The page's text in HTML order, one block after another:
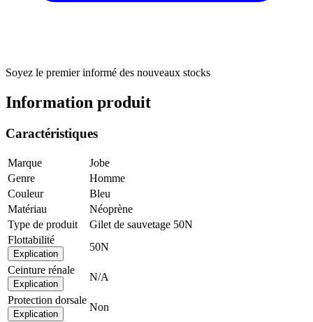
Soyez le premier informé des nouveaux stocks
Information produit
Caractéristiques
Marque
Jobe
Genre
Homme
Couleur
Bleu
Matériau
Néoprène
Type de produit
Gilet de sauvetage 50N
Flottabilité
Explication
50N
Ceinture rénale
Explication
N/A
Protection dorsale
Explication
Non